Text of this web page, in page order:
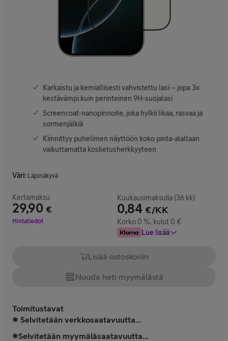
Karkaistu ja kemiallisesti vahvistettu lasi – jopa 3x
kestävämpi kuin perinteinen 9H-suojalasi
Screencoat-nanopinnoite, joka hylkii likaa, rasvaa ja
sormenjälkiä
Kiinnittyy puhelimen näyttöön koko pinta-alaltaan
vaikuttamatta kosketusherkkyyteen
Väri: Läpinäkyvä
Kertamaksu
29,90 €
Hinta 29,90 €
Hintatiedot
Kuukausimaksulla (36 kk)
0,84 €/KK
Korko 0 %, kulut 0 €
Lue lisää
Lisää ostoskoriin
Nouda heti myymälästä
Toimitustavat
Selvitetään verkkosaatavuutta...
Selvitetään myymäläsaatavuutta...